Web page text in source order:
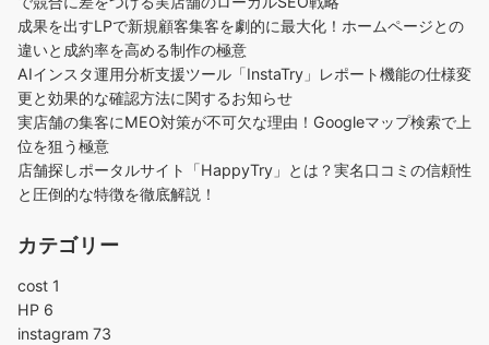
成果を出すLPで新規顧客集客を劇的に最大化！ホームページとの
違いと成約率を高める制作の極意
AIインスタ運用分析支援ツール「InstaTry」レポート機能の仕様変
更と効果的な確認方法に関するお知らせ
実店舗の集客にMEO対策が不可欠な理由！Googleマップ検索で上
位を狙う極意
店舗探しポータルサイト「HappyTry」とは？実名口コミの信頼性
と圧倒的な特徴を徹底解説！
カテゴリー
cost 1
HP 6
instagram 73